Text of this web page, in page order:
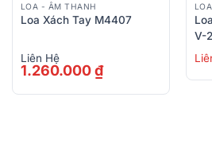
LOA - ÂM THANH
Loa Xách Tay M4407
1.260.000₫
Liên Hệ
V-